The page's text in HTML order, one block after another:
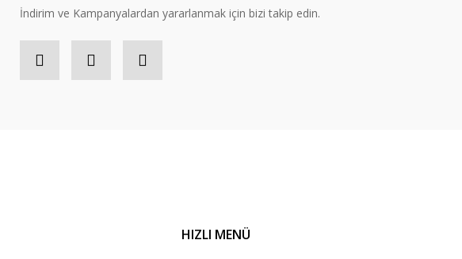
İndirim ve Kampanyalardan yararlanmak için bizi takip edin.
HIZLI MENÜ